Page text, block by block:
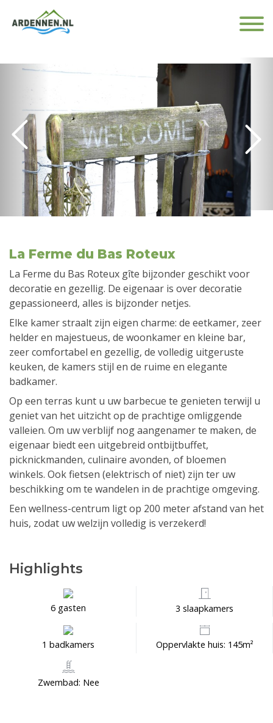
La Ferme du Bas Roteux
La Ferme du Bas Roteux gîte bijzonder geschikt voor
decoratie en gezellig. De eigenaar is over decoratie
gepassioneerd, alles is bijzonder netjes.
Elke kamer straalt zijn eigen charme: de eetkamer, zeer
helder en majestueus, de woonkamer en kleine bar,
zeer comfortabel en gezellig, de volledig uitgeruste
keuken, de kamers stijl en de ruime en elegante
badkamer.
Op een terras kunt u uw barbecue te genieten terwijl u
geniet van het uitzicht op de prachtige omliggende
valleien. Om uw verblijf nog aangenamer te maken, de
eigenaar biedt een uitgebreid ontbijtbuffet,
picknickmanden, culinaire avonden, of bloemen
winkels. Ook fietsen (elektrisch of niet) zijn ter uw
beschikking om te wandelen in de prachtige omgeving.
Een wellness-centrum ligt op 200 meter afstand van het
huis, zodat uw welzijn volledig is verzekerd!
Highlights
6 gasten 3 slaapkamers
1 badkamers Oppervlakte huis: 145m²
Zwembad: Nee